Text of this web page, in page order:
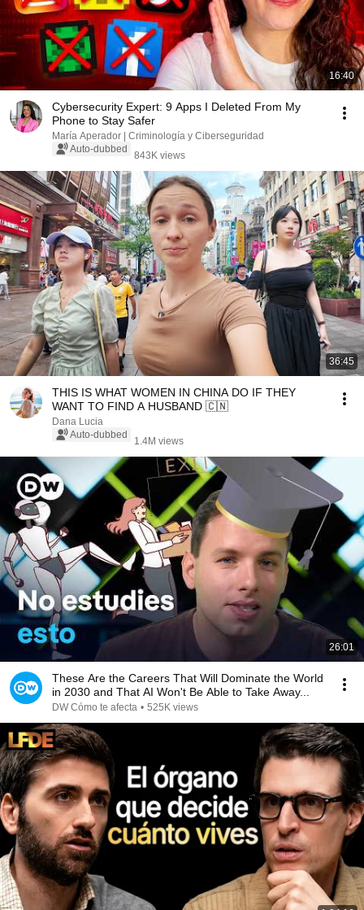
16:40
Cybersecurity Expert: 9 Apps I Deleted From My
Phone to Stay Safer
María Aperador | Criminología y Ciberseguridad
Auto-dubbed
843K views
36:45
THIS IS WHAT WOMEN IN CHINA DO IF THEY
WANT TO FIND A HUSBAND 🇨🇳
Dana Lucia
Auto-dubbed
1.4M views
26:01
These Are the Careers That Will Dominate the World
in 2030 and That AI Won't Be Able to Take Away...
DW Cómo te afecta • 525K views